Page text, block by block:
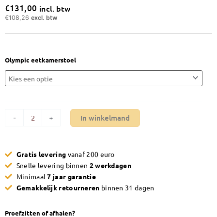
€131,00 incl. btw
€108,26 excl. btw
Olympic eetkamerstoel
-
Eetkamerstoel
Maxfurn
Olympic
+ In winkelmand
Gratis levering vanaf 200 euro
Snelle levering binnen 2 werkdagen
Minimaal7 jaar garantie
Gemakkelijk retourneren binnen 31 dagen
Proefzitten of afhalen?